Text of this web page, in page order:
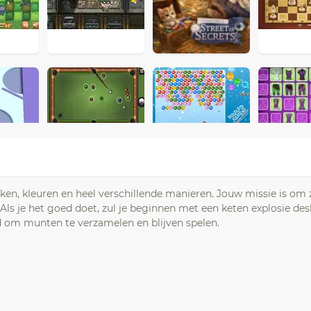
kleuren en heel verschillende manieren. Jouw missie is om
je het goed doet, zul je beginnen met een keten explosie
munten te verzamelen en blijven spelen.